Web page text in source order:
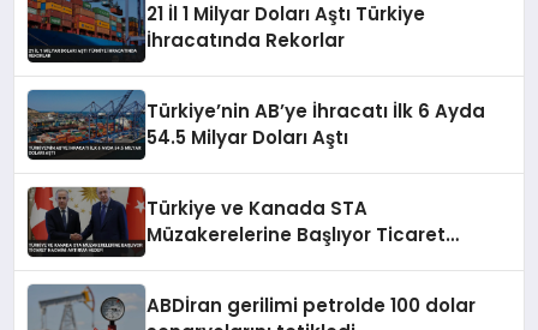
21 İl 1 Milyar Doları Aştı Türkiye
İhracatında Rekorlar
Türkiye’nin AB’ye İhracatı İlk 6 Ayda
54.5 Milyar Doları Aştı
Türkiye ve Kanada STA
Müzakerelerine Başlıyor Ticaret
ABDİran gerilimi petrolde 100 dolar